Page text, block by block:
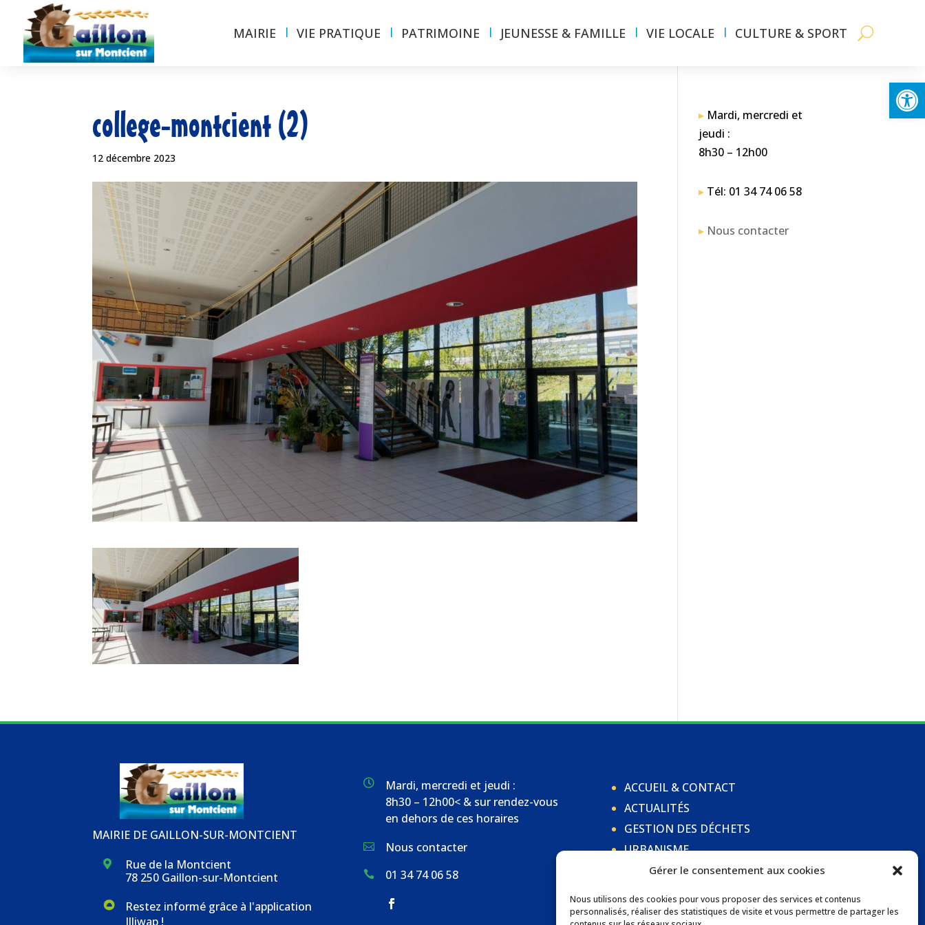
Ouvrir
Gérer le consentement aux cookies
Nous utilisons des cookies pour vous proposer des services et contenus
personnalisés, réaliser des statistiques de visite et vous permettre de partager les
MAIRIE VIE PRATIQUE PATRIMOINE JEUNESSE & FAMILLE VIE LOCALE CULTURE & SPORT
college-montcient (2)
12 décembre 2023
▸ Mardi, mercredi et
jeudi :
8h30 – 12h00
▸ Tél: 01 34 74 06 58
▸ Nous contacter
MAIRIE DE GAILLON-SUR-MONTCIENT

Rue de la Montcient
78 250 Gaillon-sur-Montcient
Restez informé grâce à l'application
Illiwap !

Mardi, mercredi et jeudi :
8h30 – 12h00< & sur rendez-vous
en dehors de ces horaires
 Nous contacter
 01 34 74 06 58
ACCUEIL & CONTACT
ACTUALITÉS
GESTION DES DÉCHETS
URBANISME
COMMUNICATIONS DE LA MAIRIE